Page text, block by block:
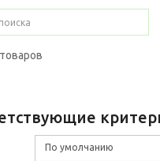
По умолчанию